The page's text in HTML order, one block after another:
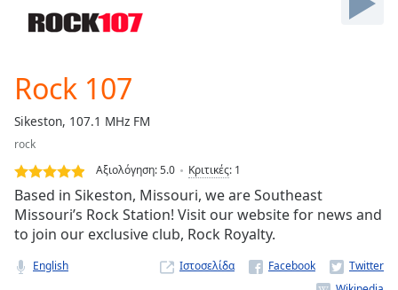
Forward
Mute
Loaded:
0.00%
Stream
Type
LIVE
Seek to
live,
currently
behind
live
LIVE
Remaining
Rock 107
Sikeston, 107.1 MHz FM
rock
Αξιολόγηση:5.0 Κριτικές: 1
Based in Sikeston, Missouri, we are Southeast
Missouri’s Rock Station! Visit our website for news and
to join our exclusive club, Rock Royalty.
English Ιστοσελίδα